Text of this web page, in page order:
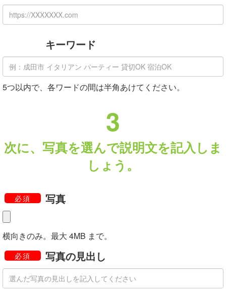
キーワード
5つ以内で、各ワードの間は半角あけてください。
3
次に、写真を選んで説明文を記入しま
しょう。
必須 写真
横向きのみ。最大 4MB まで。
必須 写真の見出し